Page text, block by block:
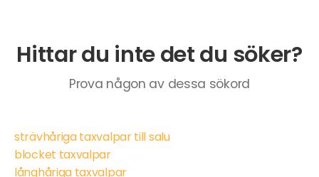
Hittar du inte det du söker?
Prova någon av dessa sökord
strävhåriga taxvalpar till salu
blocket taxvalpar
långhåriga taxvalpar